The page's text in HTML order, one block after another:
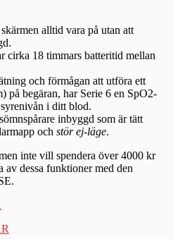
alltid vara på utan att
cirka 18 timmars batteritid mellan
och förmågan att utföra ett
på begäran, har Serie 6 en SpO2-
i ditt blod.
inbyggd som är tätt
och stör ej-läge.
inte vill spendera över 4000 kr
av dessa funktioner med den